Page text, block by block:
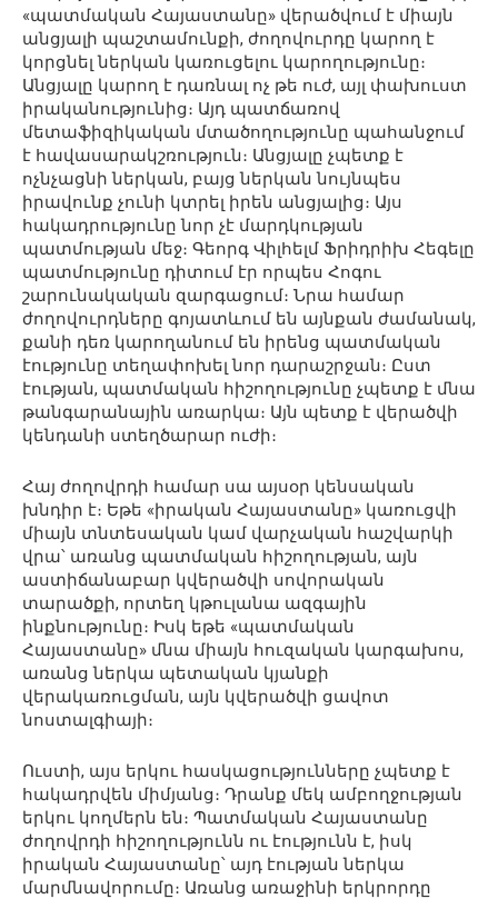
«պատմական Հայաստանը» վերածվում է միայն
անցյալի պաշտամունքի, ժողովուրդը կարող է
կորցնել ներկան կառուցելու կարողությունը։
Անցյալը կարող է դառնալ ոչ թե ուժ, այլ փախուստ
իրականությունից։ Այդ պատճառով
մետաֆիզիկական մտածողությունը պահանջում
է հավասարակշռություն։ Անցյալը չպետք է
ոչնչացնի ներկան, բայց ներկան նույնպես
իրավունք չունի կտրել իրեն անցյալից։ Այս
հակադրությունը նոր չէ մարդկության
պատմության մեջ։ Գեորգ Վիլհելմ Ֆրիդրիխ Հեգելը
պատմությունը դիտում էր որպես Հոգու
շարունակական զարգացում։ Նրա համար
ժողովուրդները գոյատևում են այնքան ժամանակ,
քանի դեռ կարողանում են իրենց պատմական
էությունը տեղափոխել նոր դարաշրջան։ Ըստ
էության, պատմական հիշողությունը չպետք է մնա
թանգարանային առարկա։ Այն պետք է վերածվի
կենդանի ստեղծարար ուժի։
Հայ ժողովրդի համար սա այսօր կենսական
խնդիր է։ Եթե «իրական Հայաստանը» կառուցվի
միայն տնտեսական կամ վարչական հաշվարկի
վրա՝ առանց պատմական հիշողության, այն
աստիճանաբար կվերածվի սովորական
տարածքի, որտեղ կթուլանա ազգային
ինքնությունը։ Իսկ եթե «պատմական
Հայաստանը» մնա միայն հուզական կարգախոս,
առանց ներկա պետական կյանքի
վերակառուցման, այն կվերածվի ցավոտ
նոստալգիայի։
Ուստի, այս երկու հասկացությունները չպետք է
հակադրվեն միմյանց։ Դրանք մեկ ամբողջության
երկու կողմերն են։ Պատմական Հայաստանը
ժողովրդի հիշողությունն ու էությունն է, իսկ
իրական Հայաստանը՝ այդ էության ներկա
մարմնավորումը։ Առանց առաջինի երկրորդը